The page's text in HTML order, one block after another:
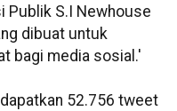
Publik S.I Newhouse
dibuat untuk
bagi media sosial.'
52.756 tweet